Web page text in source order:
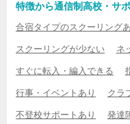
特徴から通信制高校・サ
合宿タイプのスクーリング
スクーリングが少ない ネ
すぐに転入・編入できる
行事・イベントあり クラ
不登校サポートあり 発達